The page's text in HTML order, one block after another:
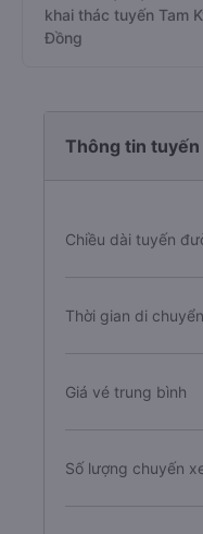
khai thác tuyến Tam
Đồng
Thông tin tuyến
Chiều dài tuyến
Thời gian di chuyển
Giá vé trung bình
Số lượng chuyến